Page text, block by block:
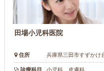
田場小児科医院
住所 兵庫県三田市すずかけ
診療科目 小児科 皮膚科